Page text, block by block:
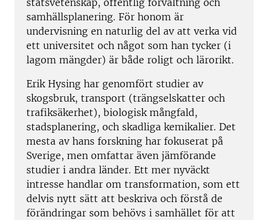
statsvetenskap, offentlig förvaltning och
samhällsplanering. För honom är
undervisning en naturlig del av att verka vid
ett universitet och något som han tycker (i
lagom mängder) är både roligt och lärorikt.
Erik Hysing har genomfört studier av
skogsbruk, transport (trängselskatter och
trafiksäkerhet), biologisk mångfald,
stadsplanering, och skadliga kemikalier. Det
mesta av hans forskning har fokuserat på
Sverige, men omfattar även jämförande
studier i andra länder. Ett mer nyväckt
intresse handlar om transformation, som ett
delvis nytt sätt att beskriva och förstå de
förändringar som behövs i samhället för att